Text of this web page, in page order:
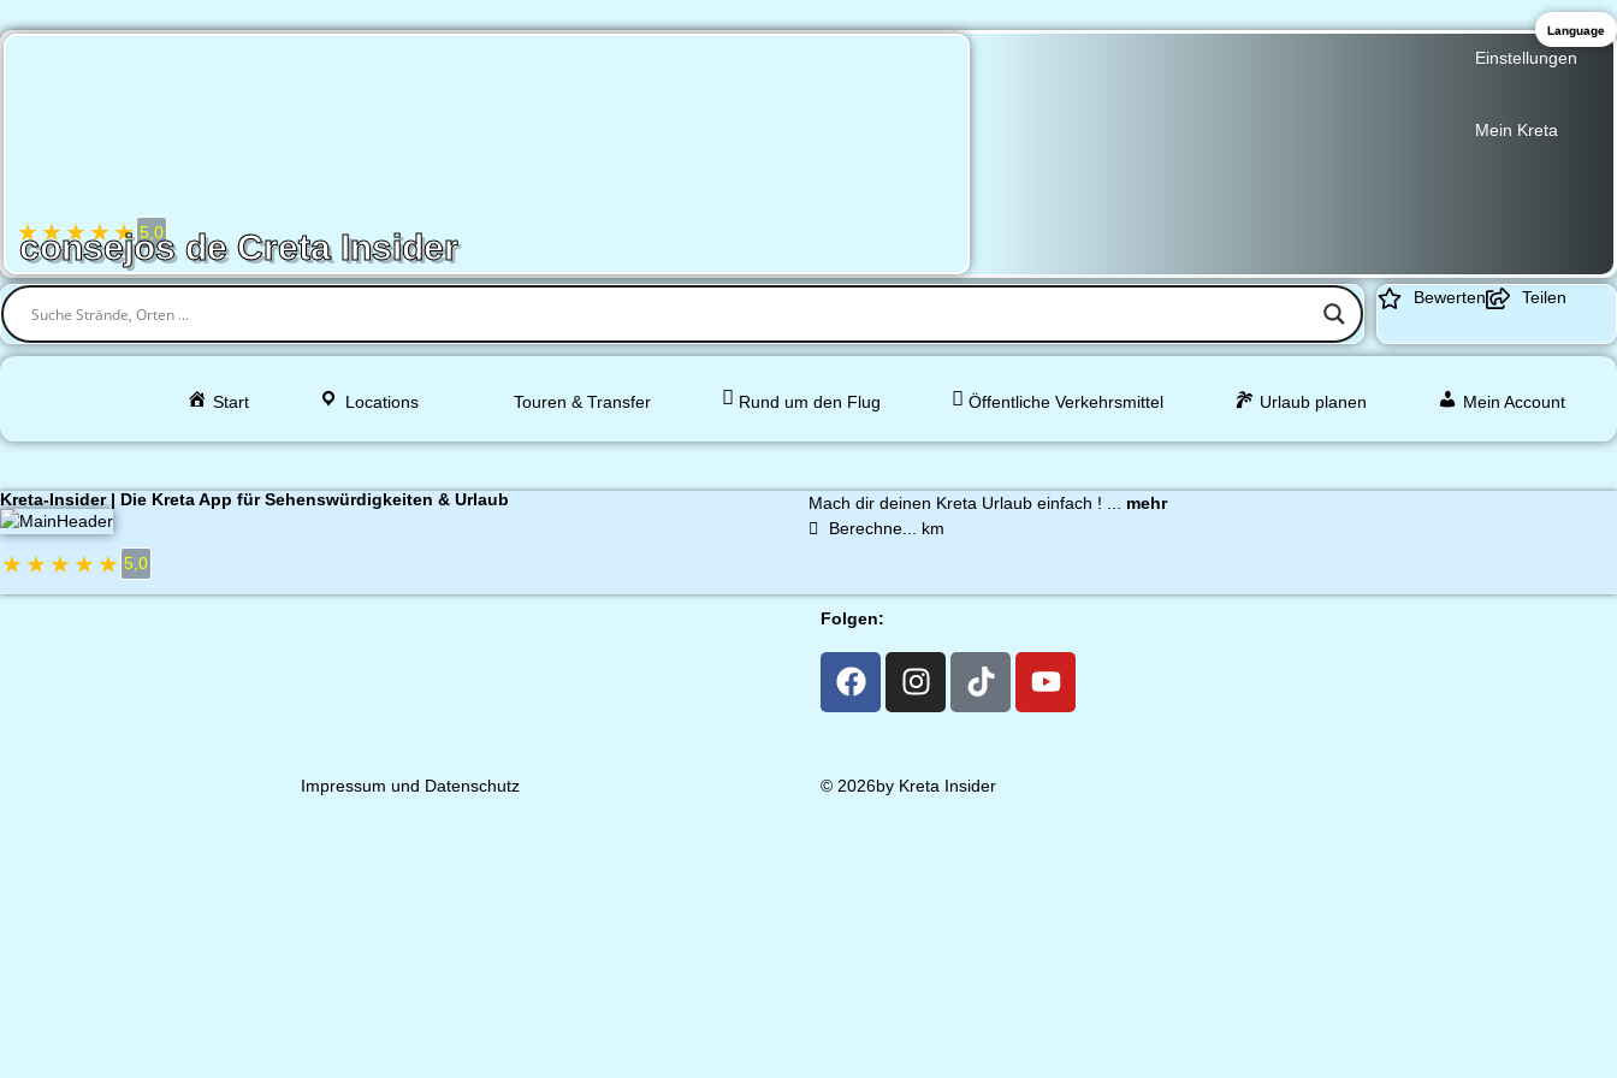
★★★★★ 5,0
Einstellungen
Mein Kreta
consejos de Creta Insider
Bewerten Teilen
Start Locations Touren & Transfer Rund um den Flug Öffentliche Verkehrsmittel Urlaub planen Mein Account
Kreta-Insider | Die Kreta App für Sehenswürdigkeiten & Urlaub
★★★★★ 5,0
Mach dir deinen Kreta Urlaub einfach ! ... mehr
Berechne... km
Folgen:
Impressum und Datenschutz © 2026by Kreta Insider
Language